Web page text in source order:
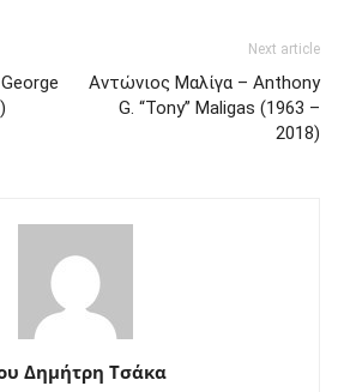
Next article
Αντώνιος Μαλίγα – Anthony
G. “Tony” Maligas (1963 –
2018)
Δημήτρη Τσάκα